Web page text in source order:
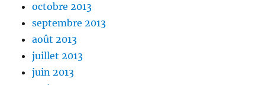
octobre 2013
septembre 2013
août 2013
juillet 2013
juin 2013